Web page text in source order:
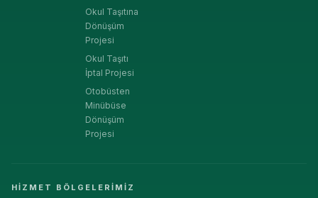
Okul Taşıtına
Dönüşüm
Projesi
Okul Taşıtı
İptal Projesi
Otobüsten
Minübüse
Dönüşüm
Projesi
HIZMET BÖLGELERIMIZ